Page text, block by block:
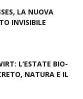
LA NUOVA
INVISIBILE
L‘ESTATE BIO-
NATURA E IL